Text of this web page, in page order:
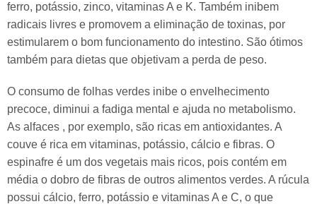
ferro, potássio, zinco, vitaminas A e K. Também inibem
radicais livres e promovem a eliminação de toxinas, por
estimularem o bom funcionamento do intestino. São ótimos
também para dietas que objetivam a perda de peso.
O consumo de folhas verdes inibe o envelhecimento
precoce, diminui a fadiga mental e ajuda no metabolismo.
As alfaces , por exemplo, são ricas em antioxidantes. A
couve é rica em vitaminas, potássio, cálcio e fibras. O
espinafre é um dos vegetais mais ricos, pois contém em
média o dobro de fibras de outros alimentos verdes. A rúcula
possui cálcio, ferro, potássio e vitaminas A e C, o que